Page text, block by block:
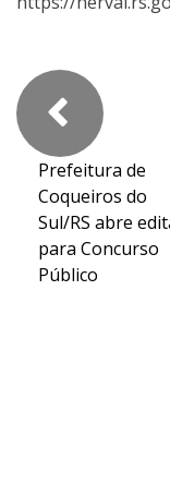
Prefeitura de
Coqueiros do
Sul/RS abre
para Concurso
Público